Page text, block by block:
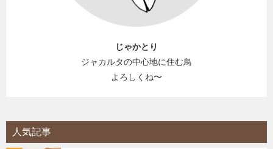
じゃかとり
ジャカルタの中心地に住む鳥
よろしくね〜
人気記事